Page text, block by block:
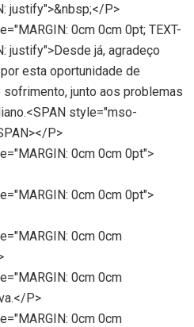
justify">&nbsp;</P>
0cm 0cm 0pt; TEXT-
justify">Desde já, agradeço
esta oportunidade de
junto aos problemas
style="mso-
P>
0cm 0cm 0pt">
0cm 0cm 0pt">
0cm 0cm
0cm 0cm
P>
0cm 0cm